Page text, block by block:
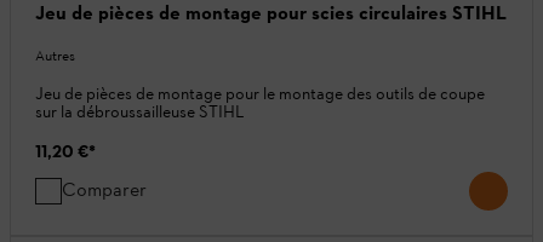
Jeu de pièces de montage pour scies circulaires STIHL
Autres
Jeu de pièces de montage pour le montage des outils de coupe
sur la débroussailleuse STIHL
11,20 €*
Comparer